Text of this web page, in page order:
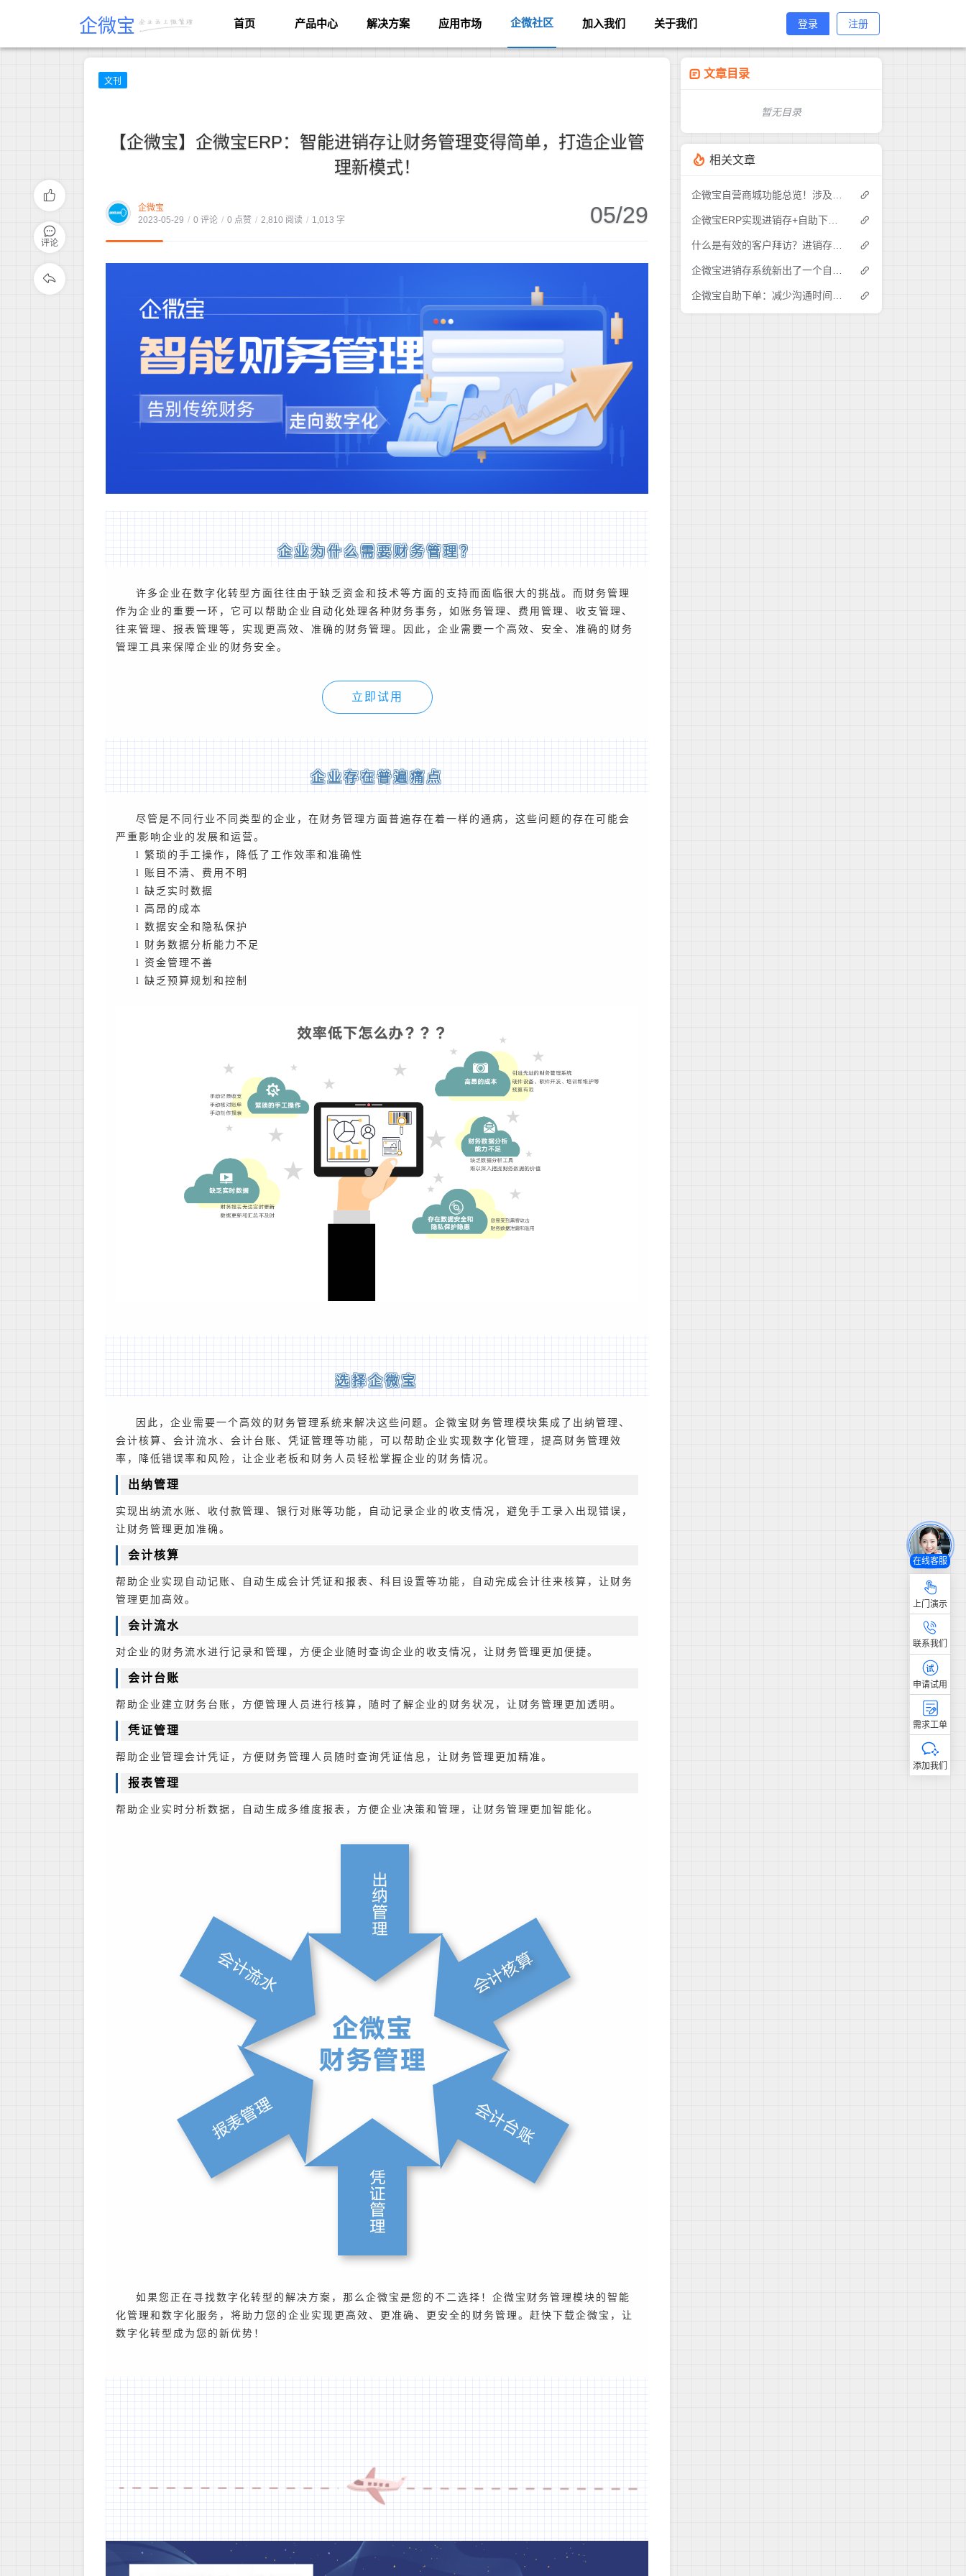
企微宝 首页 产品中心 解决方案 应用市场 企微社区 加入我们 关于我们 登录 注册
文刊
【企微宝】企微宝ERP：智能进销存让财务管理变得简单，打造企业管
理新模式！
企微宝
2023-05-29 / 0 评论 / 0 点赞 / 2,810 阅读 / 1,013 字 05/29
企业为什么需要财务管理？
许多企业在数字化转型方面往往由于缺乏资金和技术等方面的支持而面临很大的挑战。而财务管理
作为企业的重要一环，它可以帮助企业自动化处理各种财务事务，如账务管理、费用管理、收支管理、
往来管理、报表管理等，实现更高效、准确的财务管理。因此，企业需要一个高效、安全、准确的财务
管理工具来保障企业的财务安全。
立即试用
企业存在普遍痛点
尽管是不同行业不同类型的企业，在财务管理方面普遍存在着一样的通病，这些问题的存在可能会
严重影响企业的发展和运营。
l 繁琐的手工操作，降低了工作效率和准确性
l 账目不清、费用不明
l 缺乏实时数据
l 高昂的成本
l 数据安全和隐私保护
l 财务数据分析能力不足
l 资金管理不善
l 缺乏预算规划和控制
选择企微宝
因此，企业需要一个高效的财务管理系统来解决这些问题。企微宝财务管理模块集成了出纳管理、
会计核算、会计流水、会计台账、凭证管理等功能，可以帮助企业实现数字化管理，提高财务管理效
率，降低错误率和风险，让企业老板和财务人员轻松掌握企业的财务情况。
出纳管理
实现出纳流水账、收付款管理、银行对账等功能，自动记录企业的收支情况，避免手工录入出现错误，
让财务管理更加准确。
会计核算
帮助企业实现自动记账、自动生成会计凭证和报表、科目设置等功能，自动完成会计往来核算，让财务
管理更加高效。
会计流水
对企业的财务流水进行记录和管理，方便企业随时查询企业的收支情况，让财务管理更加便捷。
会计台账
帮助企业建立财务台账，方便管理人员进行核算，随时了解企业的财务状况，让财务管理更加透明。
凭证管理
帮助企业管理会计凭证，方便财务管理人员随时查询凭证信息，让财务管理更加精准。
报表管理
帮助企业实时分析数据，自动生成多维度报表，方便企业决策和管理，让财务管理更加智能化。
如果您正在寻找数字化转型的解决方案，那么企微宝是您的不二选择！企微宝财务管理模块的智能
化管理和数字化服务，将助力您的企业实现更高效、更准确、更安全的财务管理。赶快下载企微宝，让
数字化转型成为您的新优势！
评论
文章目录
暂无目录
相关文章
在线客服
上门演示
联系我们
申请试用
需求工单
添加我们